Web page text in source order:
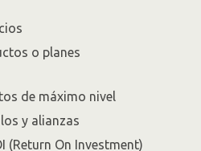
o planes
de máximo nivel
y alianzas
(Return On Investment)